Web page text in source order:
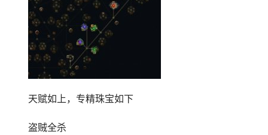
天赋如上，专精珠宝如下
盗贼全杀